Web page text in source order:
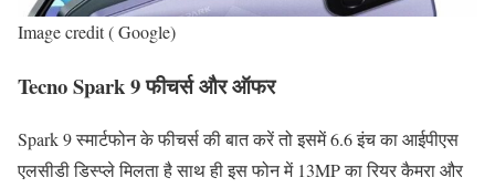
Image credit ( Google)
Tecno Spark 9 फीचर्स और ऑफर
Spark 9 स्मार्टफोन के फीचर्स की बात करें तो इसमें 6.6 इंच का आईपीएस
एलसीडी डिस्प्ले मिलता है साथ ही इस फोन में 13MP का रियर कैमरा और